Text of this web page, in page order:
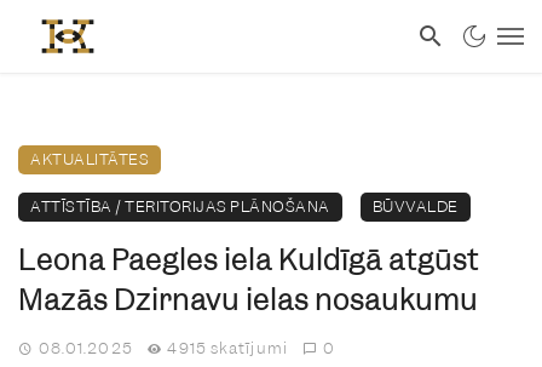
AKTUALITĀTES
ATTĪSTĪBA / TERITORIJAS PLĀNOŠANA BŪVVALDE
Leona Paegles iela Kuldīgā atgūst
Mazās Dzirnavu ielas nosaukumu
08.01.2025 4915 skatījumi 0